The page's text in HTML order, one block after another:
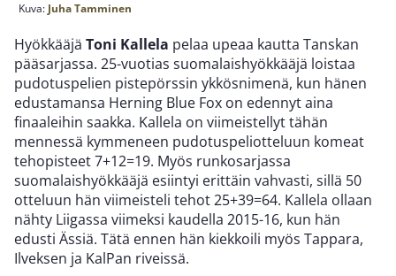
Kuva: Juha Tamminen
Hyökkääjä Toni Kallela pelaa upeaa kautta Tanskan
pääsarjassa. 25-vuotias suomalaishyökkääjä loistaa
pudotuspelien pistepörssin ykkösnimenä, kun hänen
edustamansa Herning Blue Fox on edennyt aina
finaaleihin saakka. Kallela on viimeistellyt tähän
mennessä kymmeneen pudotuspeliotteluun komeat
tehopisteet 7+12=19. Myös runkosarjassa
suomalaishyökkääjä esiintyi erittäin vahvasti, sillä 50
otteluun hän viimeisteli tehot 25+39=64. Kallela ollaan
nähty Liigassa viimeksi kaudella 2015-16, kun hän
edusti Ässiä. Tätä ennen hän kiekkoili myös Tappara,
Ilveksen ja KalPan riveissä.